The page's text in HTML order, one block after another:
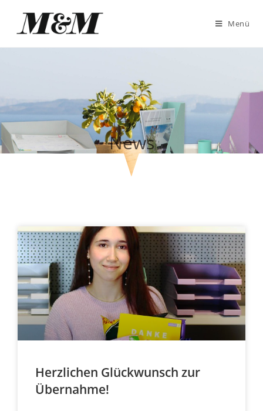
Menü
News
Herzlichen Glückwunsch zur
Übernahme!